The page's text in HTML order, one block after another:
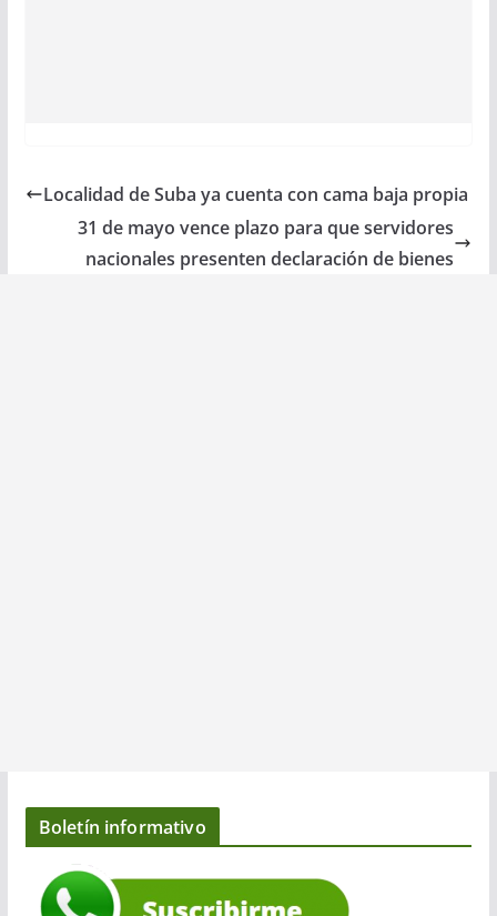
Localidad de Suba ya cuenta con cama baja propia
31 de mayo vence plazo para que servidores
nacionales presenten declaración de bienes
Boletín informativo